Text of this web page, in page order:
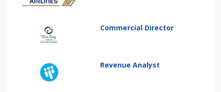
Commercial Director
Revenue Analyst